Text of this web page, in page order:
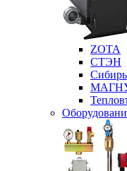
ZOTA
СТЭН
Сибирь